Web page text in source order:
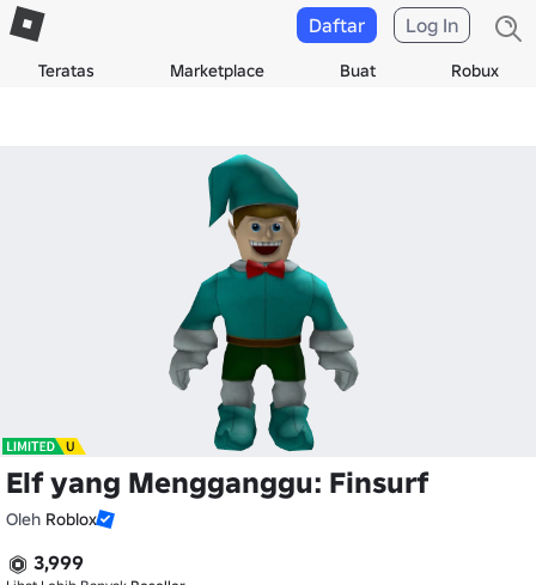
Teratas Marketplace Buat Robux
Daftar Log In
Elf yang Mengganggu: Finsurf
Oleh Roblox
3,999